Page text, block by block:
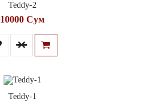
Teddy-2
10000 Сум
Teddy-1